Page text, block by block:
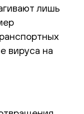
лишь
вируса на